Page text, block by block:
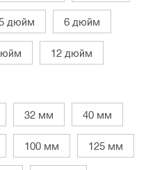
дюйм 6 дюйм
12 дюйм
32 мм 40 мм
100 мм 125 мм